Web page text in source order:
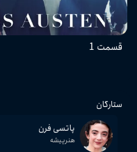
قسمت 1
ستارگان
پاتسی فرن
هنرپیشه